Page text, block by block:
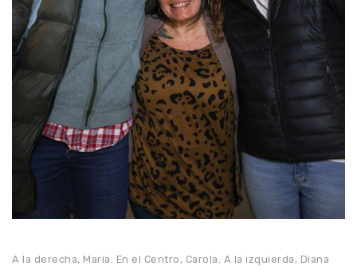
A la derecha, María. En el Centro, Carola. A la izquierda, Diana